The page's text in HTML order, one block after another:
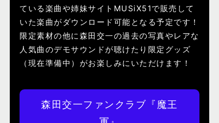
ている楽曲や姉妹サイトMUSiX51で販売して
いた楽曲がダウンロード可能となる予定です！
限定素材の他に森田交一の過去の写真やレアな
人気曲のデモサウンドが聴けたり限定グッズ
（現在準備中）がお楽しみにいただけます！
森田交一ファンクラブ『魔王